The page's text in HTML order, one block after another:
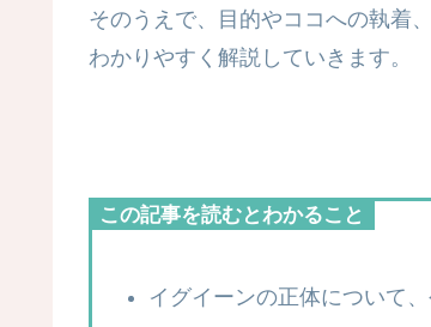
そのうえで、目的やココへの執着
わかりやすく解説していきます。
この記事を読むとわかること
イグイーンの正体について